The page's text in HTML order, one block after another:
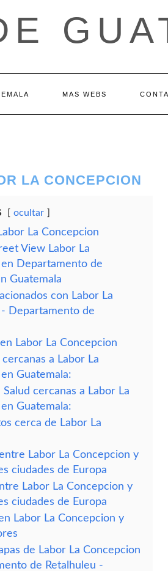
MAS WEBS
LA CONCEPCION
ocultar
La Concepcion
View Labor La
Departamento de
Guatemala
con Labor La
Departamento de
Labor La Concepcion
cercanas a Labor La
Guatemala:
cercanas a Labor La
Guatemala:
cerca de Labor La
Labor La Concepcion y
ciudades de Europa
Labor La Concepcion y
ciudades de Europa
Labor La Concepcion y
de Labor La Concepcion
de Retalhuleu -